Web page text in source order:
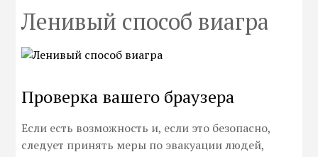
Ленивый способ виагра
Проверка вашего браузера
Если есть возможность и, если это безопасно,
следует принять меры по эвакуации людей,